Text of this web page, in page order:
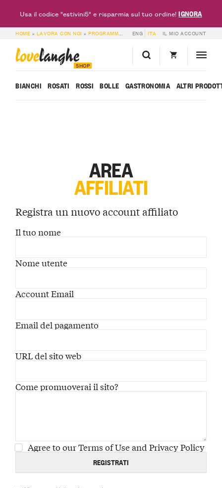
HOME » LAVORA CON NOI »PROGRAMMA AFFILIATI »AREA AFFILIATI
ENG ITA IL MIO ACCOUNT
lovelanghe
SHOP
BIANCHI ROSATI ROSSI BOLLE GASTRONOMIA ALTRI
AREA
AFFILIATI
Registra un nuovo account affiliato
Il tuo nome
Nome utente
Account Email
Email del pagamento
URL del sito web
Come promuoverai il sito?
Agree to our Terms of Use and Privacy Policy
Usa il codice "estivini5" e risparmia sul tuo ordine!IGNORA